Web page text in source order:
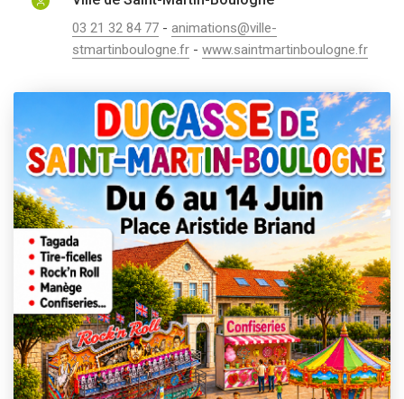
03 21 32 84 77 - animations@ville-
stmartinboulogne.fr - www.saintmartinboulogne.fr